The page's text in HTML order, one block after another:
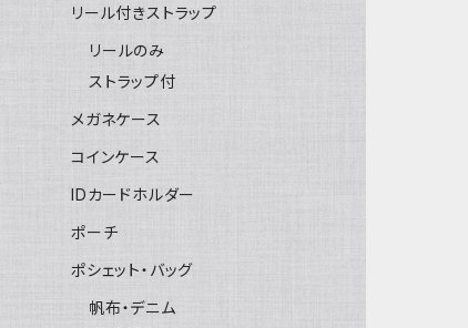
リール付きストラップ
リールのみ
ストラップ付
メガネケース
コインケース
IDカードホルダー
ポーチ
ポシェット・バッグ
帆布・デニム